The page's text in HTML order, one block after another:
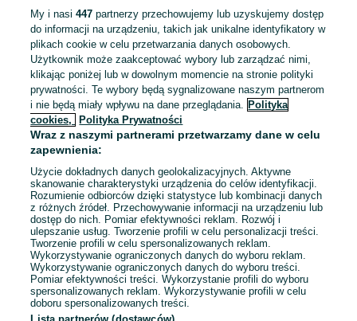
Praca na produkcji - Operator
Techniczny (m/k)
R. Twining and Company sp. z o.o.
6 750 - 7 500 zł / mies. brutto
Swarzędz
Pełny etat
Umowa o pracę
Odpowiednie doświadczenie zawodowe
Dyspozycyjność: Praca zmianowa
Miejsce pracy: W siedzibie firmy
Rekrutacja online
Odświeżono dnia 03 sierpnia 2026
My i nasi447 partnerzy przechowujemy lub uzyskujemy dostęp
do informacji na urządzeniu, takich jak unikalne identyfikatory w
plikach cookie w celu przetwarzania danych osobowych.
Użytkownik może zaakceptować wybory lub zarządzać nimi,
klikając poniżej lub w dowolnym momencie na stronie polityki
prywatności. Te wybory będą sygnalizowane naszym partnerom
i nie będą miały wpływu na dane przeglądania. Polityka
cookies,
Polityka Prywatności
Wraz z naszymi partnerami przetwarzamy dane w celu
zapewnienia:
Użycie dokładnych danych geolokalizacyjnych. Aktywne
skanowanie charakterystyki urządzenia do celów identyfikacji.
Rozumienie odbiorców dzięki statystyce lub kombinacji danych
z różnych źródeł. Przechowywanie informacji na urządzeniu lub
dostęp do nich. Pomiar efektywności reklam. Rozwój i
ulepszanie usług. Tworzenie profili w celu personalizacji treści.
Tworzenie profili w celu spersonalizowanych reklam.
Wykorzystywanie ograniczonych danych do wyboru reklam.
Wykorzystywanie ograniczonych danych do wyboru treści.
Pomiar efektywności treści. Wykorzystanie profili do wyboru
spersonalizowanych reklam. Wykorzystywanie profili w celu
doboru spersonalizowanych treści.